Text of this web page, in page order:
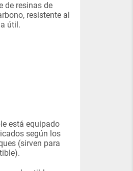
de resinas de
resistente al
útil.
está equipado
según los
(sirven para